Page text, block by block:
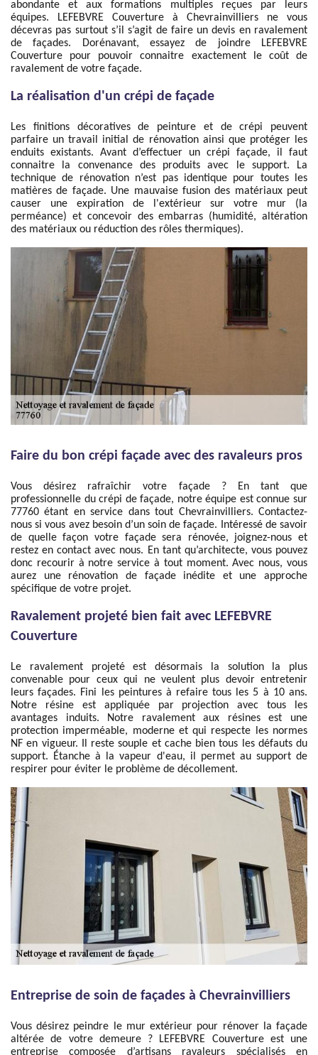
abondante et aux formations multiples reçues par leurs
équipes. LEFEBVRE Couverture à Chevrainvilliers ne vous
décevras pas surtout s’il s’agit de faire un devis en ravalement
de façades. Dorénavant, essayez de joindre LEFEBVRE
Couverture pour pouvoir connaitre exactement le coût de
ravalement de votre façade.
La réalisation d'un crépi de façade
Les finitions décoratives de peinture et de crépi peuvent
parfaire un travail initial de rénovation ainsi que protéger les
enduits existants. Avant d’effectuer un crépi façade, il faut
connaitre la convenance des produits avec le support. La
technique de rénovation n’est pas identique pour toutes les
matières de façade. Une mauvaise fusion des matériaux peut
causer une expiration de l'extérieur sur votre mur (la
perméance) et concevoir des embarras (humidité, altération
des matériaux ou réduction des rôles thermiques).
Faire du bon crépi façade avec des ravaleurs pros
Vous désirez rafraîchir votre façade ? En tant que
professionnelle du crépi de façade, notre équipe est connue sur
77760 étant en service dans tout Chevrainvilliers. Contactez-
nous si vous avez besoin d’un soin de façade. Intéressé de savoir
de quelle façon votre façade sera rénovée, joignez-nous et
restez en contact avec nous. En tant qu’architecte, vous pouvez
donc recourir à notre service à tout moment. Avec nous, vous
aurez une rénovation de façade inédite et une approche
spécifique de votre projet.
Ravalement projeté bien fait avec LEFEBVRE
Couverture
Le ravalement projeté est désormais la solution la plus
convenable pour ceux qui ne veulent plus devoir entretenir
leurs façades. Fini les peintures à refaire tous les 5 à 10 ans.
Notre résine est appliquée par projection avec tous les
avantages induits. Notre ravalement aux résines est une
protection imperméable, moderne et qui respecte les normes
NF en vigueur. Il reste souple et cache bien tous les défauts du
support. Étanche à la vapeur d'eau, il permet au support de
respirer pour éviter le problème de décollement.
Entreprise de soin de façades à Chevrainvilliers
Vous désirez peindre le mur extérieur pour rénover la façade
altérée de votre demeure ? LEFEBVRE Couverture est une
entreprise composée d’artisans ravaleurs spécialisés en